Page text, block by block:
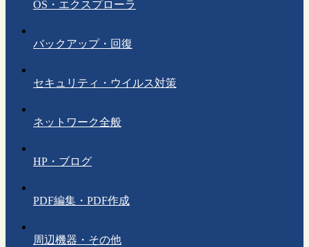
OS・エクスプローラ
バックアップ・回復
セキュリティ・ウイルス対策
ネットワーク全般
HP・ブログ
PDF編集・PDF作成
周辺機器・その他